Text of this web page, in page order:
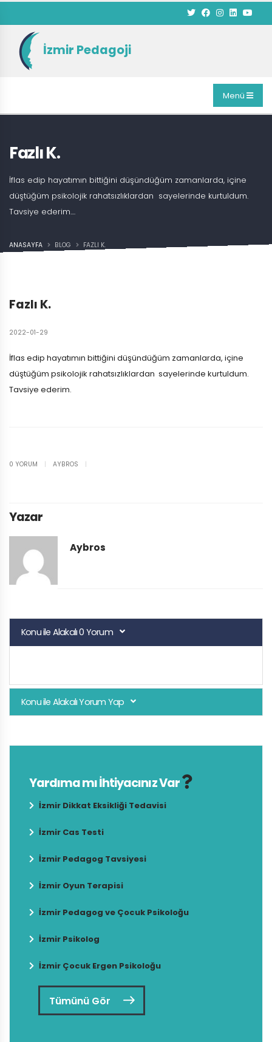
İzmir Pedagoji
Menü
ANASAYFA BLOG FAZLI K.
Fazlı K.
İflas edip hayatımın bittiğini düşündüğüm zamanlarda, içine
düştüğüm psikolojik rahatsızlıklardan sayelerinde kurtuldum.
Tavsiye ederim....
Fazlı K.
2022-01-29
İflas edip hayatımın bittiğini düşündüğüm zamanlarda, içine
düştüğüm psikolojik rahatsızlıklardan sayelerinde kurtuldum.
Tavsiye ederim.
0 YORUM AYBROS
Yazar
Aybros
Konu ile Alakalı 0 Yorum
Konu ile Alakalı Yorum Yap
Yardıma mı İhtiyacınız Var
İzmir Dikkat Eksikliği Tedavisi
İzmir Cas Testi
İzmir Pedagog Tavsiyesi
İzmir Oyun Terapisi
İzmir Pedagog ve Çocuk Psikoloğu
İzmir Psikolog
İzmir Çocuk Ergen Psikoloğu
Tümünü Gör